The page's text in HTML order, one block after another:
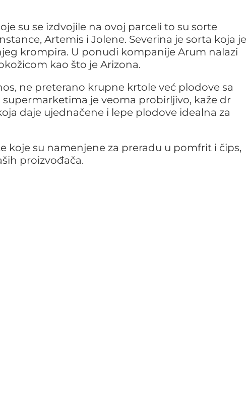
su se izdvojile na ovoj parceli to su sorte
Artemis i Jolene. Severina je sorta koja je
krompira. U ponudi kompanije Arum nalazi
kao što je Arizona.
ne preterano krupne krtole već plodove sa
je veoma probirljivo, kaže dr
daje ujednačene i lepe plodove idealna za
koje su namenjene za preradu u pomfrit i čips,
proizvođača.